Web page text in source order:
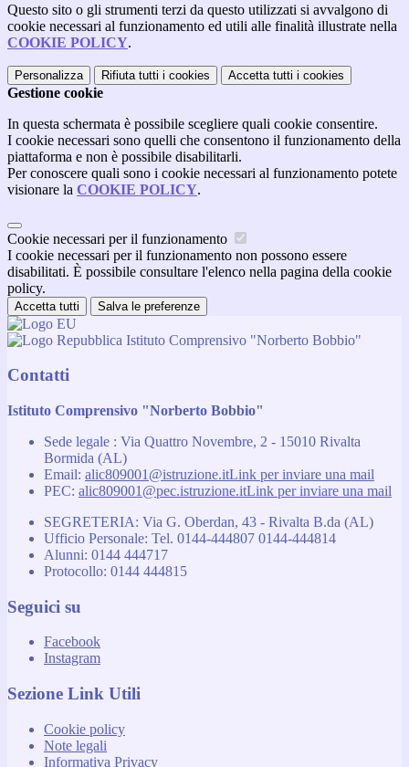
Questo sito o gli strumenti terzi da questo utilizzati si avvalgono di
cookie necessari al funzionamento ed utili alle finalità illustrate nella
COOKIE POLICY.
Personalizza Rifiuta tutti i cookies Accetta tutti i cookies
Gestione cookie
In questa schermata è possibile scegliere quali cookie consentire.
I cookie necessari sono quelli che consentono il funzionamento della
piattaforma e non è possibile disabilitarli.
Per conoscere quali sono i cookie necessari al funzionamento potete
visionare la COOKIE POLICY.
Cookie necessari per il funzionamento
I cookie necessari per il funzionamento non possono essere
disabilitati. È possibile consultare l'elenco nella pagina della cookie
policy.
Accetta tutti Salva le preferenze
Istituto Comprensivo "Norberto Bobbio"
Contatti
Istituto Comprensivo "Norberto Bobbio"
Sede legale : Via Quattro Novembre, 2 - 15010 Rivalta
Bormida (AL)
Email: alic809001@istruzione.itLink per inviare una mail
PEC: alic809001@pec.istruzione.itLink per inviare una mail
SEGRETERIA: Via G. Oberdan, 43 - Rivalta B.da (AL)
Ufficio Personale: Tel. 0144-444807 0144-444814
Alunni: 0144 444717
Protocollo: 0144 444815
Seguici su
Facebook
Instagram
Sezione Link Utili
Cookie policy
Note legali
Informativa Privacy